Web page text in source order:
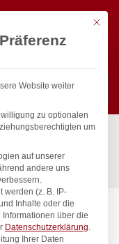
Suchen
für Profis
ÜM
Mit
Website weiter
zu optionalen
um
auf unserer
andere uns
werden (z. B. IP-
Inhalte oder die
Informationen über die
Datenschutzerklärung.
Ihrer Daten